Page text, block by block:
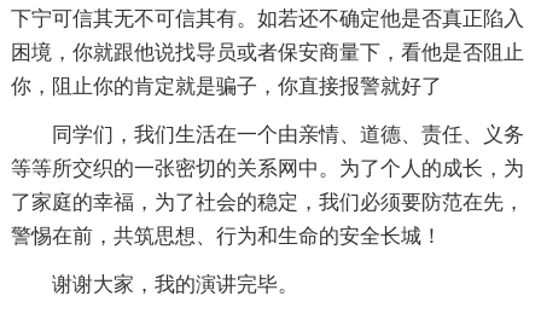
下宁可信其无不可信其有。如若还不确定他是否真正陷入
困境，你就跟他说找导员或者保安商量下，看他是否阻止
你，阻止你的肯定就是骗子，你直接报警就好了
同学们，我们生活在一个由亲情、道德、责任、义务
等等所交织的一张密切的关系网中。为了个人的成长，为
了家庭的幸福，为了社会的稳定，我们必须要防范在先，
警惕在前，共筑思想、行为和生命的安全长城！
谢谢大家，我的演讲完毕。